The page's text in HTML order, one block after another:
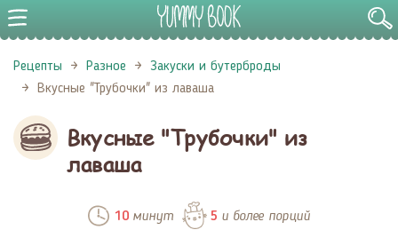
Рецепты Разное
Закуски и бутерброды
Вкусные "Трубочки" из лаваша
Вкусные "Трубочки" из
лаваша
10минут 5 и более порций